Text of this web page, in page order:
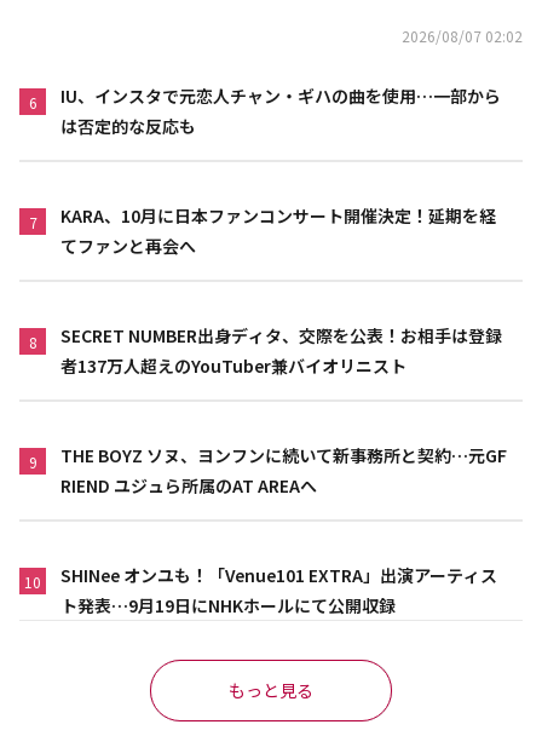
2026/08/07 02:02
6
IU、インスタで元恋人チャン・ギハの曲を使用…一部から
は否定的な反応も
7
KARA、10月に日本ファンコンサート開催決定！延期を経
てファンと再会へ
8
SECRET NUMBER出身ディタ、交際を公表！お相手は登録
者137万人超えのYouTuber兼バイオリニスト
9
THE BOYZ ソヌ、ヨンフンに続いて新事務所と契約…元GF
RIEND ユジュら所属のAT AREAへ
10
SHINee オンユも！「Venue101 EXTRA」出演アーティス
ト発表…9月19日にNHKホールにて公開収録
もっと見る